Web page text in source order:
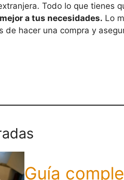
Todo lo que tienes
a tus necesidades. Lo
de hacer una compra y
Guía